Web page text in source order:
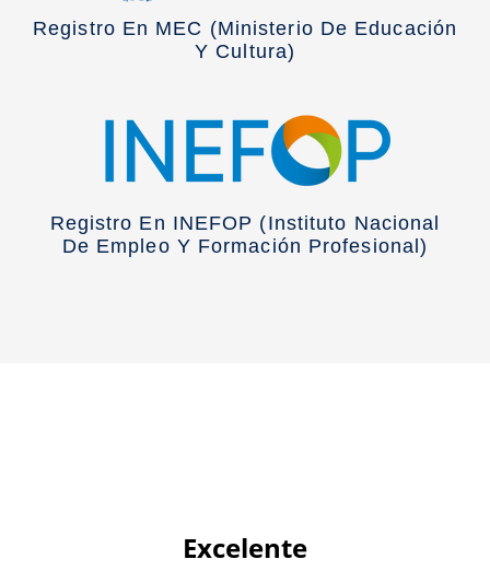
Registro En MEC (Ministerio De Educación
Y Cultura)
Registro En INEFOP (Instituto Nacional
De Empleo Y Formación Profesional)
Excelente